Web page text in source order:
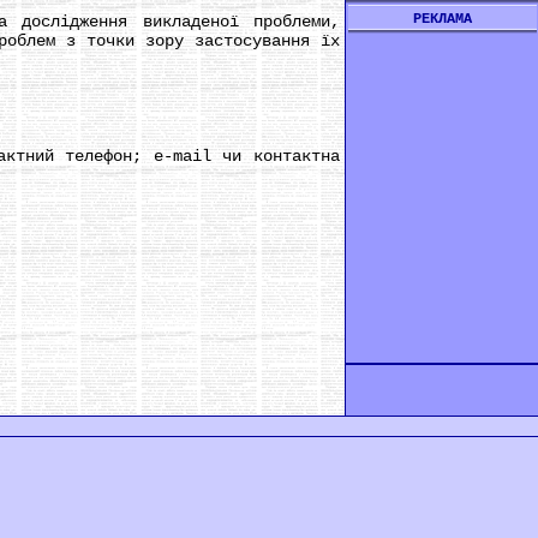
викладеної проблеми,
з точки зору застосування їх
телефон; e-mail чи контактна
РЕКЛАМА